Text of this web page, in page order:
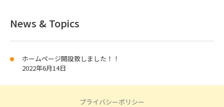
News & Topics
ホームページ開設致しました！！
2022年6月14日
プライバシーポリシー